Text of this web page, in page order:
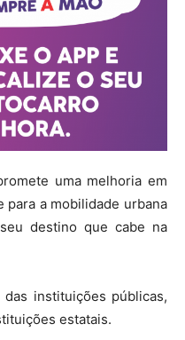
uma melhoria em
a mobilidade urbana
destino que cabe na
instituições públicas,
estatais.